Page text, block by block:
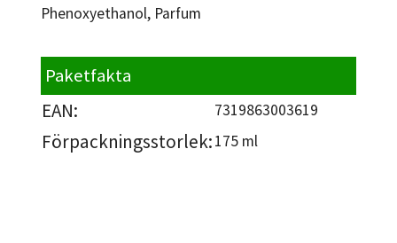
Phenoxyethanol, Parfum
Paketfakta
EAN: 7319863003619
Förpackningsstorlek:175 ml